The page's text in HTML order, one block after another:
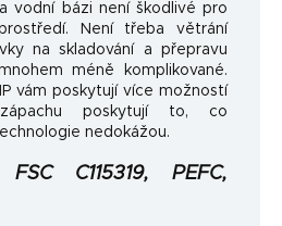
vodní bázi není škodlivé pro
Není třeba větrání
na skladování a přepravu
méně komplikované.
vám poskytují více možností
poskytují to, co
nedokážou.
FSC C115319, PEFC,